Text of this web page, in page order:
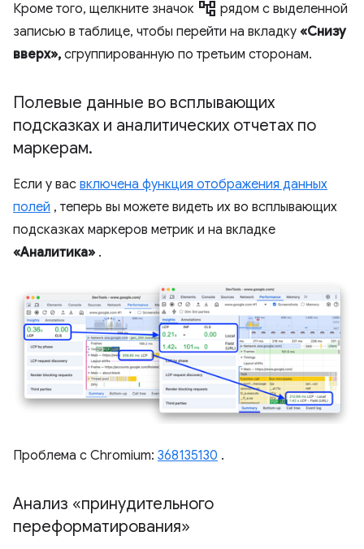
Кроме того, щелкните значок account_tree рядом с выделенной
записью в таблице, чтобы перейти на вкладку «Снизу
вверх», сгруппированную по третьим сторонам.
Полевые данные во всплывающих
подсказках и аналитических отчетах по
маркерам.
Если у вас включена функция отображения данных
полей , теперь вы можете видеть их во всплывающих
подсказках маркеров метрик и на вкладке
«Аналитика» .
Проблема с Chromium: 368135130 .
Анализ «принудительного
переформатирования»